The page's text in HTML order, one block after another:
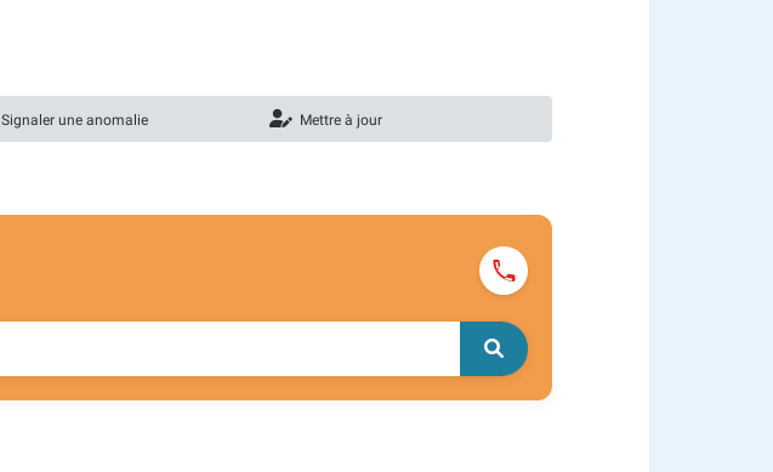
Signaler une anomalie Mettre à jour